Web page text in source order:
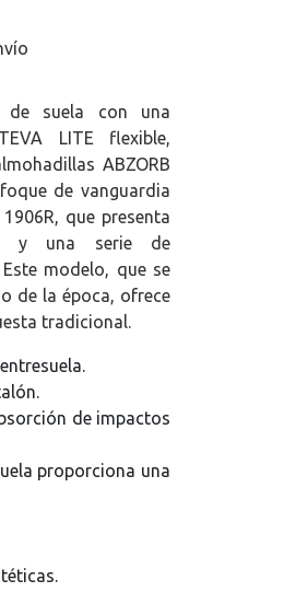
de suela con una
LITE flexible,
ABZORB
de vanguardia
que presenta
y una serie de
modelo, que se
de la época, ofrece
tradicional.
de impactos
proporciona una